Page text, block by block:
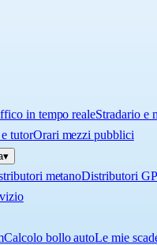
in tempo realeStradario e
tutorOrari mezzi pubblici
▾
metanoDistributori
Calcolo bollo autoLe mie